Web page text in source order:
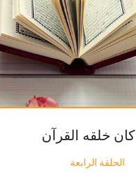
كان خلقه القرآن
الحلقة الرابعة